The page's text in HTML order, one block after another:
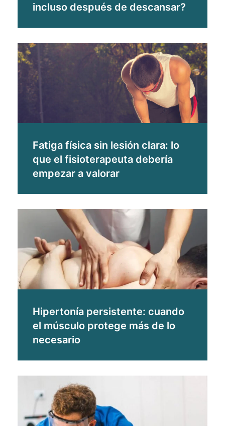
incluso después de descansar?
Fatiga física sin lesión clara: lo
que el fisioterapeuta debería
empezar a valorar
Hipertonía persistente: cuando
el músculo protege más de lo
necesario